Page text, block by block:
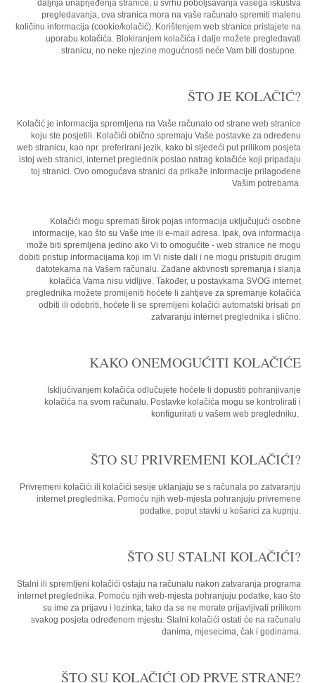
daljnja unaprjeđenja stranice, u svrhu poboljšavanja vašega iskustva
pregledavanja, ova stranica mora na vaše računalo spremiti malenu
količinu informacija (cookie/kolačić). Korištenjem web stranice pristajete na
uporabu kolačića. Blokiranjem kolačića i dalje možete pregledavati
stranicu, no neke njezine mogućnosti neće Vam biti dostupne.
ŠTO JE KOLAČIĆ?
Kolačić je informacija spremljena na Vaše računalo od strane web stranice
koju ste posjetili. Kolačići obično spremaju Vaše postavke za određenu
web stranicu, kao npr. preferirani jezik, kako bi sljedeći put prilikom posjeta
istoj web stranici, internet preglednik poslao natrag kolačiće koji pripadaju
toj stranici. Ovo omogućava stranici da prikaže informacije prilagođene
Vašim potrebama.
Kolačići mogu spremati širok pojas informacija uključujući osobne
informacije, kao što su Vaše ime ili e-mail adresa. Ipak, ova informacija
može biti spremljena jedino ako Vi to omogućite - web stranice ne mogu
dobiti pristup informacijama koji im Vi niste dali i ne mogu pristupiti drugim
datotekama na Vašem računalu. Zadane aktivnosti spremanja i slanja
kolačića Vama nisu vidljive. Također, u postavkama SVOG internet
preglednika možete promijeniti hoćete li zahtjeve za spremanje kolačića
odbiti ili odobriti, hoćete li se spremljeni kolačići automatski brisati pri
zatvaranju internet preglednika i slično.
KAKO ONEMOGUĆITI KOLAČIĆE
Isključivanjem kolačića odlučujete hoćete li dopustiti pohranjivanje
kolačića na svom računalu. Postavke kolačića mogu se kontrolirati i
konfigurirati u vašem web pregledniku.
ŠTO SU PRIVREMENI KOLAČIĆI?
Privremeni kolačići ili kolačići sesije uklanjaju se s računala po zatvaranju
internet preglednika. Pomoću njih web-mjesta pohranjuju privremene
podatke, poput stavki u košarici za kupnju.
ŠTO SU STALNI KOLAČIĆI?
Stalni ili spremljeni kolačići ostaju na računalu nakon zatvaranja programa
internet preglednika. Pomoću njih web-mjesta pohranjuju podatke, kao što
su ime za prijavu i lozinka, tako da se ne morate prijavljivati prilikom
svakog posjeta određenom mjestu. Stalni kolačići ostati će na računalu
danima, mjesecima, čak i godinama.
ŠTO SU KOLAČIĆI OD PRVE STRANE?